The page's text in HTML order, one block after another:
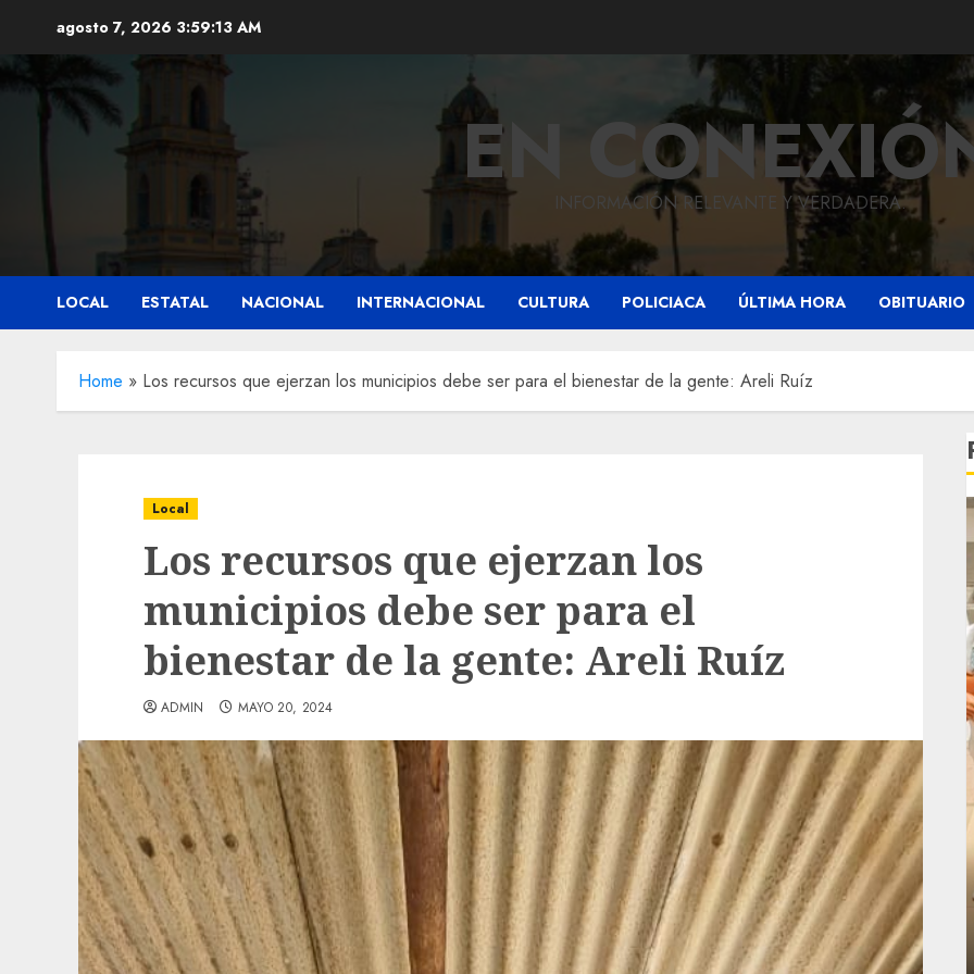
contenido
agosto 7, 2026 3:59:16 AM
ENINFORMACIÓN RELEVANTE Y VERDADERA.
LOCAL ESTATAL NACIONAL INTERNACIONAL CULTURA POLICIACA ÚLTIMA HORA OBITUARIO
Home » Los recursos que ejerzan los municipios debe ser para el bienestar de la gente: Areli Ruíz
Local
Los recursos que ejerzan los
municipios debe ser para el
bienestar de la gente: Areli Ruíz
ADMIN MAYO 20, 2024
Local
Obra de pavimentación de San Marcial será
mejorada. Interviene CASF
ADMIN JULIO 27, 2026 0
Local
Reviven la historia de Fortín, con exposición
de la cronista Minerva Salas.
ADMIN JULIO 31, 2026 0